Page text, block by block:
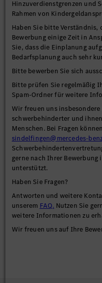
Hinzuverdienstgrenzen und
Rahmen von
Haben Sie bitte
Bewerbung einige Zeit in
Sie, dass die Einplanung
Bedarfsplanung auch sehr
Bitte bewerben Sie sich
Bitte prüfen Sie regelmäßig
Spam-Ordner für weitere
Wir freuen uns
schwerbehinderter und
Menschen. Bei Fragen
sindelfingen@mercedes-
gerne nach Ihrer Bewerbung
unterstützt.
Haben Sie Fragen?
Antworten und weitere
unserem FAQ. Nutzen Sie
weitere Informationen zu
Wir freuen uns auf Ihre